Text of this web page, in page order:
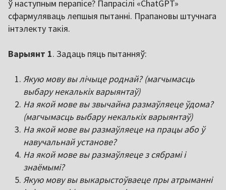
ў наступным перапісе? Папрасілі «ChatGPT»
сфармуляваць лепшыя пытанні. Прапановы штучнага
інтэлекту такія.
Варыянт 1. Задаць пяць пытанняў:
Якую мову вы лічыце роднай? (магчымасць
выбару некалькіх варыянтаў)
На якой мове вы звычайна размаўляеце ўдома?
(магчымасць выбару некалькіх варыянтаў)
На якой мове вы размаўляеце на працы або ў
навучальнай установе?
На якой мове вы размаўляеце з сябрамі і
знаёмымі?
Якую мову вы выкарыстоўваеце пры атрыманні